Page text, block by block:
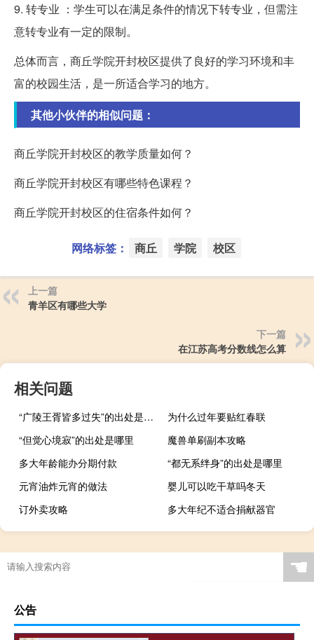
9. 转专业 ：学生可以在满足条件的情况下转专业，但需注
意转专业有一定的限制。
总体而言，商丘学院开封校区提供了良好的学习环境和丰
富的校园生活，是一所适合学习的地方。
其他小伙伴的相似问题：
商丘学院开封校区的教学质量如何？
商丘学院开封校区有哪些特色课程？
商丘学院开封校区的住宿条件如何？
网络标签： 商丘 学院 校区
上一篇
青羊区有哪些大学
下一篇
在江苏高考分数线怎么算
相关问题
“广陵王胥皆多过失”的出处是哪里
为什么过年要贴红春联
“但觉心境寂”的出处是哪里
魔兽单刷副本攻略
多大年龄能办分期付款
“都无系绊身”的出处是哪里
元宵油炸元宵的做法
婴儿可以吃干草吗冬天
订外卖攻略
多大年纪不适合捐献器官
☚
公告